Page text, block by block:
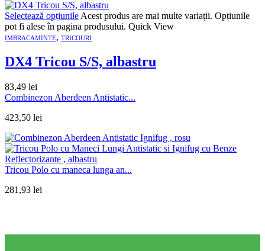
Selectează opțiunile Acest produs are mai multe variații. Opțiunile
pot fi alese în pagina produsului. Quick View
IMBRACAMINTE, TRICOURI
DX4 Tricou S/S, albastru
83,49 lei
Combinezon Aberdeen Antistatic...
423,50 lei
Tricou Polo cu maneca lunga an...
281,93 lei